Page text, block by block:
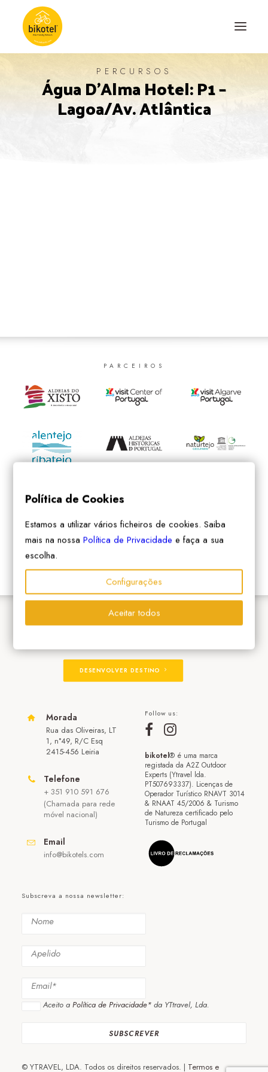
SOBRE NÓS
DESTINOS
PERCURSOS
Água D'Alma Hotel: P1 –
Lagoa/Av. Atlântica
PARCEIROS
DESENVOLVER DESTINO
Morada
Rua das Oliveiras, LT
1, n°49, R/C Esq
2415-456 Leiria
Telefone
+ 351 910 591 676
(Chamada para rede
móvel nacional)
Email
info@bikotels.com
Follow us:
bikotel® é uma marca
registada da A2Z Outdoor
Experts (Ytravel lda.
PT507693337). Licenças de
Operador Turístico RNAVT 3014
& RNAAT 45/2006 & Turismo
de Natureza certificado pelo
Turismo de Portugal
Subscreva a nossa newsletter:
Aceito a Política de Privacidade* da YTtravel, Lda.
© YTRAVEL, LDA. Todos os direitos reservados. | Termos e
Política de Cookies
Estamos a utilizar vários ficheiros de cookies. Saiba
mais na nossaPolítica de Privacidade e faça a sua
escolha.
Configurações
Aceitar todos